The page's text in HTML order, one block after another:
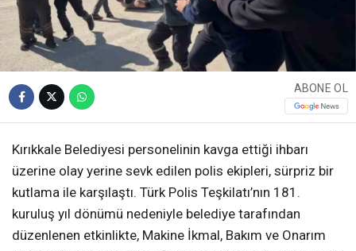
ABONE OL
Kırıkkale Belediyesi personelinin kavga ettiği ihbarı
üzerine olay yerine sevk edilen polis ekipleri, sürpriz bir
kutlama ile karşılaştı. Türk Polis Teşkilatı’nın 181.
kuruluş yıl dönümü nedeniyle belediye tarafından
düzenlenen etkinlikte, Makine İkmal, Bakım ve Onarım